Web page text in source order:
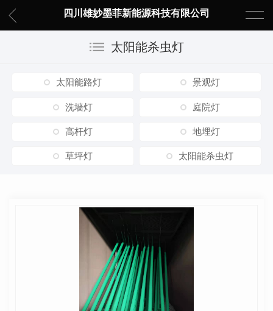
四川雄妙墨菲新能源科技有限公司
太阳能杀虫灯
太阳能路灯 景观灯
洗墙灯 庭院灯
高杆灯 地埋灯
草坪灯 太阳能杀虫灯